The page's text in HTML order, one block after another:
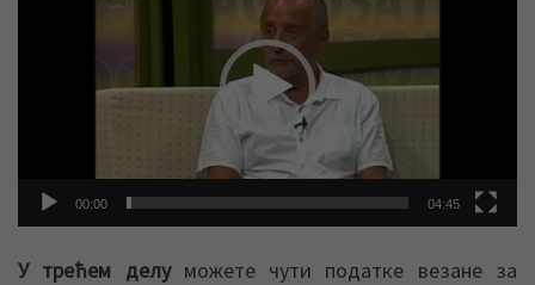
00:00 04:45
У трећем делуможете чути податке везане за